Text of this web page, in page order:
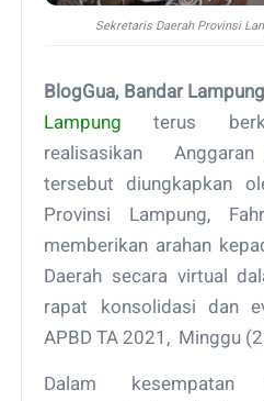
Sekretaris Daerah Provinsi
BlogGua, Bandar Lampung
Lampung terus
realisasikan Anggaran
tersebut diungkapkan
Provinsi Lampung,
memberikan arahan
Daerah secara virtual
rapat konsolidasi dan
APBD TA 2021, Minggu
Dalam kesempatan